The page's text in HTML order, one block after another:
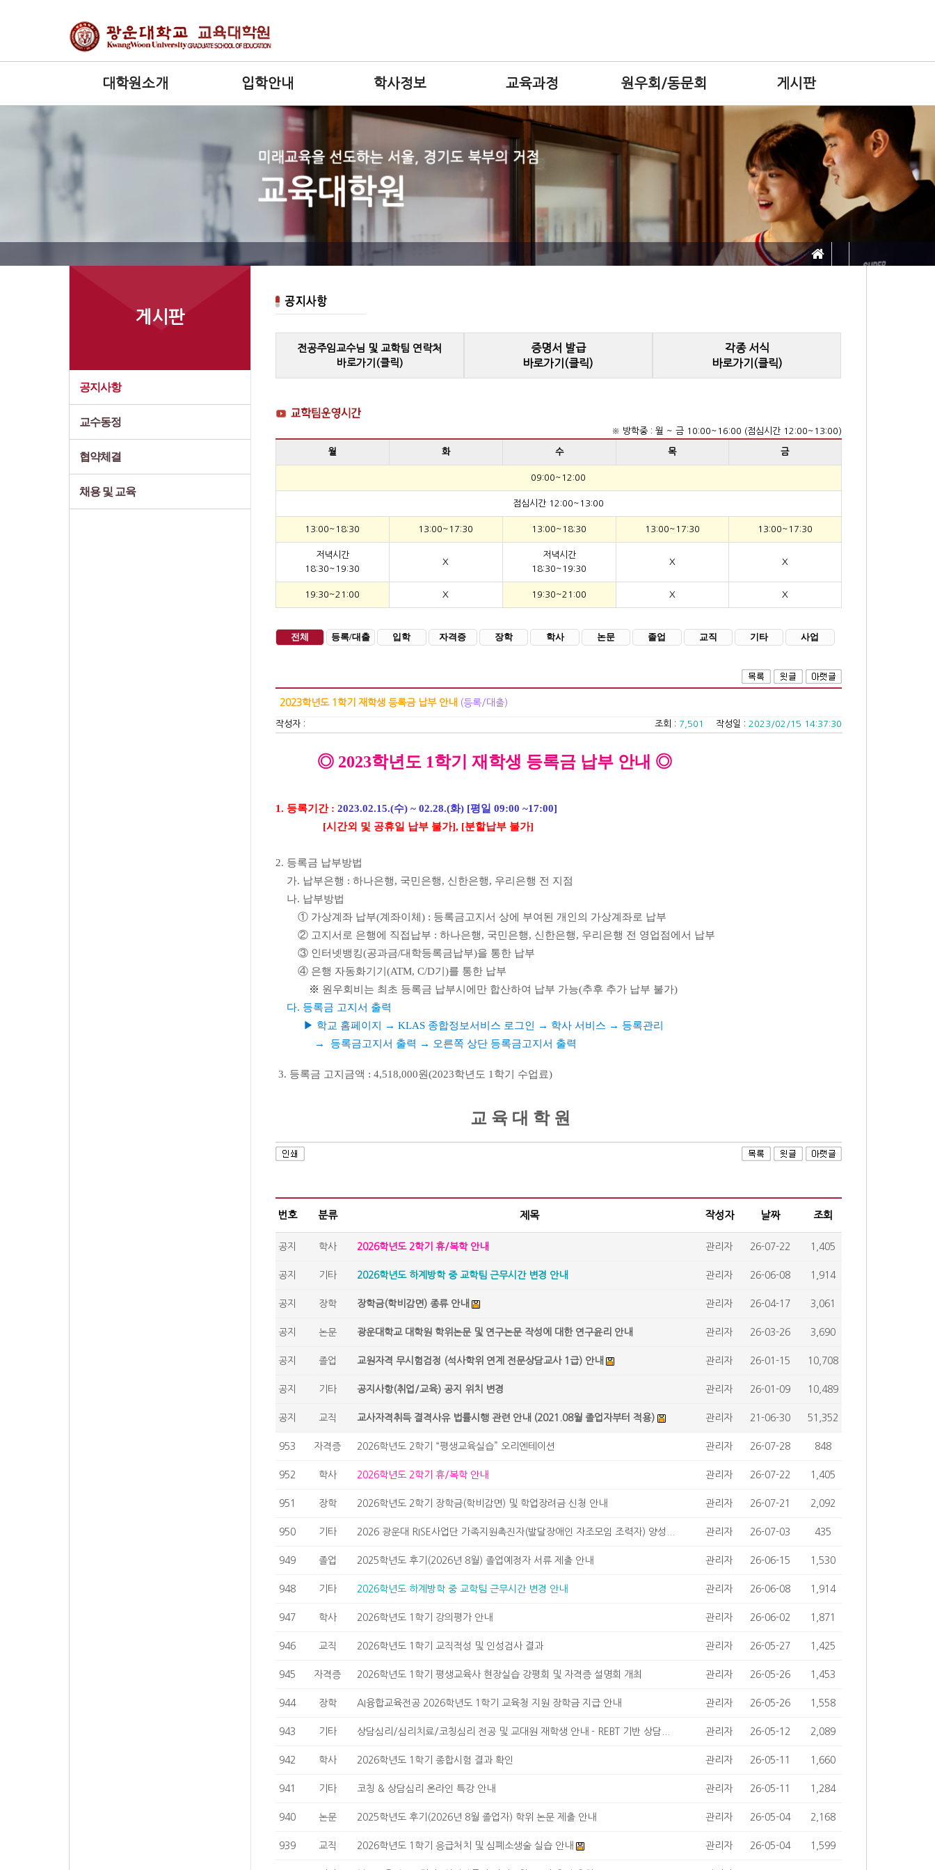
대학원소개 입학안내 학사정보 교육과정 원우회/동문회 게시판
게시판
공지사항
교수동정
협약체결
채용 및 교육
전공주임교수님 및 교학팀 연락처
바로가기(클릭)
증명서 발급
바로가기(클릭)
각종 서식
바로가기(클릭)
※ 방학중 : 월 ~ 금 10:00~16:00 (점심시간 12:00~13:00)
월 화 수 목 금
09:00~12:00
점심시간 12:00~13:00
13:00~18:30 13:00~17:30 13:00~18:30 13:00~17:30 13:00~17:30
저녁시간
18:30~19:30
X
저녁시간
18:30~19:30
X X
19:30~21:00 X 19:30~21:00 X X
전체 등록/대출 입학 자격증 장학 학사 논문 졸업 교직 기타 사업
2023학년도 1학기 재학생 등록금 납부 안내 (등록/대출)
작성자 : 조회 : 7,501 작성일 : 2023/02/15 14:37:30
◎ 2023학년도 1학기 재학생 등록금 납부 안내 ◎
1. 등록기간 : 2023.02.15.(수) ~ 02.28.(화) [평일 09:00 ~17:00]
[시간외 및 공휴일 납부 불가], [분할납부 불가]
2. 등록금 납부방법
가. 납부은행 : 하나은행, 국민은행, 신한은행, 우리은행 전 지점
나. 납부방법
① 가상계좌 납부(계좌이체) : 등록금고지서 상에 부여된 개인의 가상계좌로 납부
② 고지서로 은행에 직접납부 : 하나은행, 국민은행, 신한은행, 우리은행 전 영업점에서 납부
③ 인터넷뱅킹(공과금/대학등록금납부)을 통한 납부
④ 은행 자동화기기(ATM, C/D기)를 통한 납부
※ 원우회비는 최초 등록금 납부시에만 합산하여 납부 가능(추후 추가 납부 불가)
다. 등록금 고지서 출력
▶​ 학교 홈페이지 → KLAS 종합정보서비스 로그인 → 학사 서비스 → 등록관리
→ 등록금고지서 출력 → 오른쪽 상단 등록금고지서 출력
3. 등록금 고지금액 : 4,518,000원(2023학년도 1학기 수업료)
교 육 대 학 원
번호 분류 제목 작성자 날짜 조회
공지 학사 2026학년도 2학기 휴/복학 안내 관리자 26-07-22 1,405
공지 기타 2026학년도 하계방학 중 교학팀 근무시간 변경 안내 관리자 26-06-08 1,914
공지 장학 장학금(학비감면) 종류 안내 관리자 26-04-17 3,061
공지 논문 광운대학교 대학원 학위논문 및 연구논문 작성에 대한 연구윤리 안내 관리자 26-03-26 3,690
공지 졸업 교원자격 무시험검정 (석사학위 연계 전문상담교사 1급) 안내 관리자 26-01-15 10,708
공지 기타 공지사항(취업/교육) 공지 위치 변경 관리자 26-01-09 10,489
공지 교직 교사자격취득 결격사유 법률시행 관련 안내 (2021.08월 졸업자부터 적용) 관리자 21-06-30 51,352
953 자격증 2026학년도 2학기 “평생교육실습” 오리엔테이션 관리자 26-07-28 848
952 학사 2026학년도 2학기 휴/복학 안내 관리자 26-07-22 1,405
951 장학 2026학년도 2학기 장학금(학비감면) 및 학업장려금 신청 안내 관리자 26-07-21 2,092
950 기타 2026 광운대 RISE사업단 가족지원촉진자(발달장애인 자조모임 조력자) 양성... 관리자 26-07-03 435
949 졸업 2025학년도 후기(2026년 8월) 졸업예정자 서류 제출 안내 관리자 26-06-15 1,530
948 기타 2026학년도 하계방학 중 교학팀 근무시간 변경 안내 관리자 26-06-08 1,914
947 학사 2026학년도 1학기 강의평가 안내 관리자 26-06-02 1,871
946 교직 2026학년도 1학기 교직적성 및 인성검사 결과 관리자 26-05-27 1,425
945 자격증 2026학년도 1학기 평생교육사 현장실습 강평회 및 자격증 설명회 개최 관리자 26-05-26 1,453
944 장학 AI융합교육전공 2026학년도 1학기 교육청 지원 장학금 지급 안내 관리자 26-05-26 1,558
943 기타 상담심리/심리치료/코칭심리 전공 및 교대원 재학생 안내 - REBT 기반 상담... 관리자 26-05-12 2,089
942 학사 2026학년도 1학기 종합시험 결과 확인 관리자 26-05-11 1,660
941 기타 코칭 & 상담심리 온라인 특강 안내 관리자 26-05-11 1,284
940 논문 2025학년도 후기(2026년 8월 졸업자) 학위 논문 제출 안내 관리자 26-05-04 2,168
939 교직 2026학년도 1학기 응급처치 및 심폐소생술 실습 안내 관리자 26-05-04 1,599